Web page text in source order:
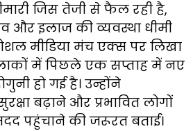
जिस तेजी से फैल रही है,
इलाज की व्यवस्था धीमी
मीडिया मंच एक्स पर लिखा
में पिछले एक सप्ताह में नए
हो गई है। उन्होंने
बढ़ाने और प्रभावित लोगों
पहुंचाने की जरूरत बताई।